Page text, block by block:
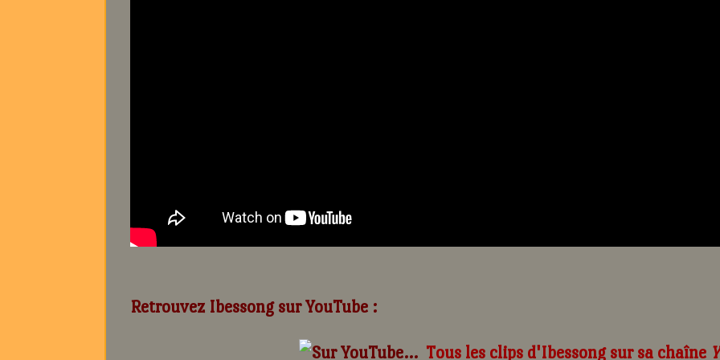
Retrouvez Ibessong sur YouTube :
Tous les clips d'Ibessong sur sa chaîne